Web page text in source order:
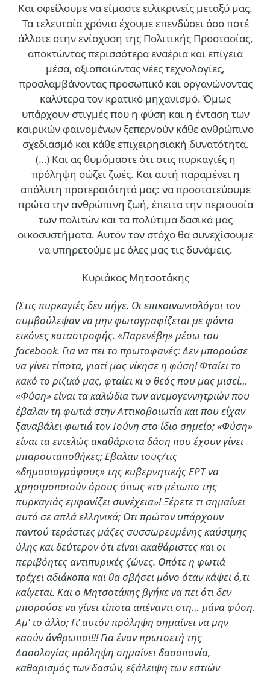
Και οφείλουμε να είμαστε ειλικρινείς μεταξύ μας.
Τα τελευταία χρόνια έχουμε επενδύσει όσο ποτέ
άλλοτε στην ενίσχυση της Πολιτικής Προστασίας,
αποκτώντας περισσότερα εναέρια και επίγεια
μέσα, αξιοποιώντας νέες τεχνολογίες,
προσλαμβάνοντας προσωπικό και οργανώνοντας
καλύτερα τον κρατικό μηχανισμό. Όμως
υπάρχουν στιγμές που η φύση και η ένταση των
καιρικών φαινομένων ξεπερνούν κάθε ανθρώπινο
σχεδιασμό και κάθε επιχειρησιακή δυνατότητα.
(…) Και ας θυμόμαστε ότι στις πυρκαγιές η
πρόληψη σώζει ζωές. Και αυτή παραμένει η
απόλυτη προτεραιότητά μας: να προστατεύουμε
πρώτα την ανθρώπινη ζωή, έπειτα την περιουσία
των πολιτών και τα πολύτιμα δασικά μας
οικοσυστήματα. Αυτόν τον στόχο θα συνεχίσουμε
να υπηρετούμε με όλες μας τις δυνάμεις.
Κυριάκος Μητσοτάκης
(Στις πυρκαγιές δεν πήγε. Οι επικοινωνιολόγοι τον
συμβούλεψαν να μην φωτογραφίζεται με φόντο
εικόνες καταστροφής. «Παρενέβη» μέσω του
facebook. Για να πει το πρωτοφανές: Δεν μπορούσε
να γίνει τίποτα, γιατί μας νίκησε η φύση! Φταίει το
κακό το ριζικό μας, φταίει κι ο θεός που μας μισεί…
«Φύση» είναι τα καλώδια των ανεμογεννητριών που
έβαλαν τη φωτιά στην Αττικοβοιωτία και που είχαν
ξαναβάλει φωτιά τον Ιούνη στο ίδιο σημείο; «Φύση»
είναι τα εντελώς ακαθάριστα δάση που έχουν γίνει
μπαρουταποθήκες; Εβαλαν τους/τις
«δημοσιογράφους» της κυβερνητικής ΕΡΤ να
χρησιμοποιούν όρους όπως «το μέτωπο της
πυρκαγιάς εμφανίζει συνέχεια»! Ξέρετε τι σημαίνει
αυτό σε απλά ελληνικά; Οτι πρώτον υπάρχουν
παντού τεράστιες μάζες συσσωρευμένης καύσιμης
ύλης και δεύτερον ότι είναι ακαθάριστες και οι
περιβόητες αντιπυρικές ζώνες. Οπότε η φωτιά
τρέχει αδιάκοπα και θα σβήσει μόνο όταν κάψει ό,τι
καίγεται. Και ο Μητσοτάκης βγήκε να πει ότι δεν
μπορούσε να γίνει τίποτα απέναντι στη… μάνα φύση.
Αμ’ το άλλο; Γι’ αυτόν πρόληψη σημαίνει να μην
καούν άνθρωποι!!! Για έναν πρωτοετή της
Δασολογίας πρόληψη σημαίνει δασοπονία,
καθαρισμός των δασών, εξάλειψη των εστιών